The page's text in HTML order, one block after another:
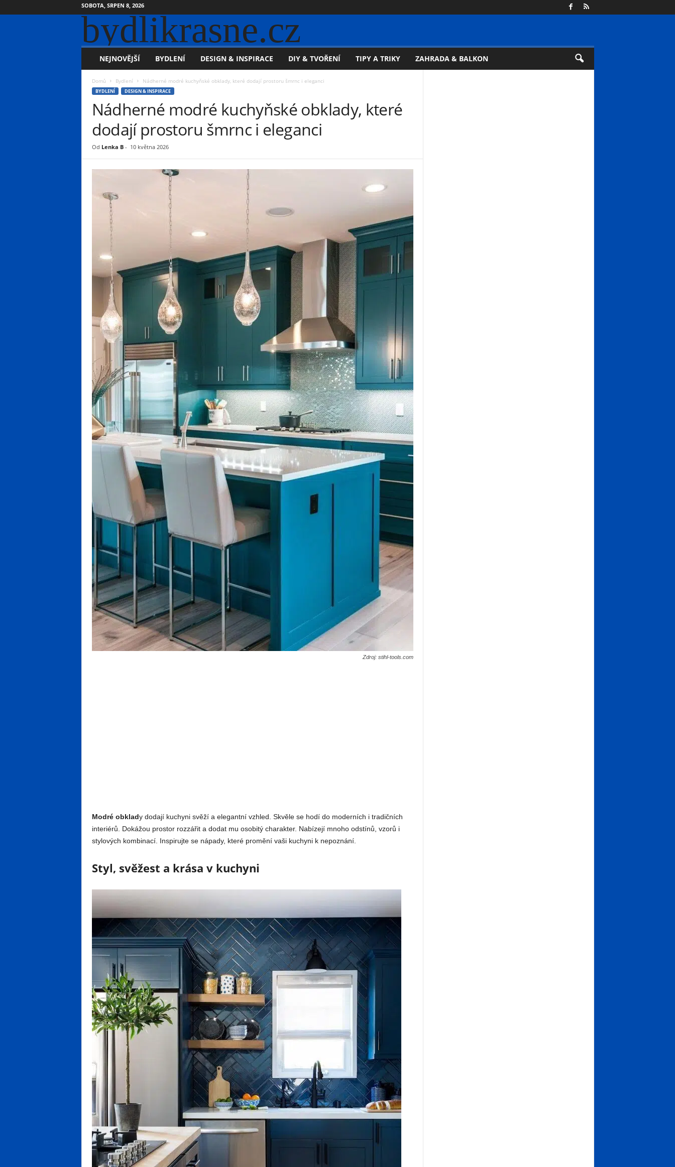
SOBOTA, SRPEN 8, 2026
bydlikrasne.cz
NEJNOVĚJŠÍ BYDLENÍ DESIGN & INSPIRACE DIY & TVOŘENÍ TIPY A TRIKY ZAHRADA & BALKON
Domů Bydlení Nádherné modré kuchyňské obklady, které dodají prostoru šmrnc i eleganci
BYDLENÍ DESIGN & INSPIRACE
Nádherné modré kuchyňské obklady, které
dodají prostoru šmrnc i eleganci
Od Lenka B- 10 května 2026
Zdroj: stihl-tools.com
Modré obklady dodají kuchyni svěží a elegantní vzhled. Skvěle se hodí do moderních i tradičních
interiérů. Dokážou prostor rozzářit a dodat mu osobitý charakter. Nabízejí mnoho odstínů, vzorů i
stylových kombinací. Inspirujte se nápady, které promění vaši kuchyni k nepoznání.
Styl, svěžest a krása v kuchyni